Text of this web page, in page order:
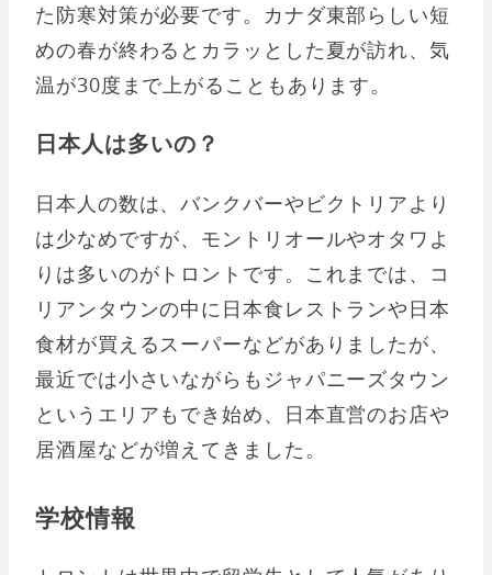
た防寒対策が必要です。カナダ東部らしい短
めの春が終わるとカラッとした夏が訪れ、気
温が30度まで上がることもあります。
日本人は多いの？
日本人の数は、バンクバーやビクトリアより
は少なめですが、モントリオールやオタワよ
りは多いのがトロントです。これまでは、コ
リアンタウンの中に日本食レストランや日本
食材が買えるスーパーなどがありましたが、
最近では小さいながらもジャパニーズタウン
というエリアもでき始め、日本直営のお店や
居酒屋などが増えてきました。
学校情報